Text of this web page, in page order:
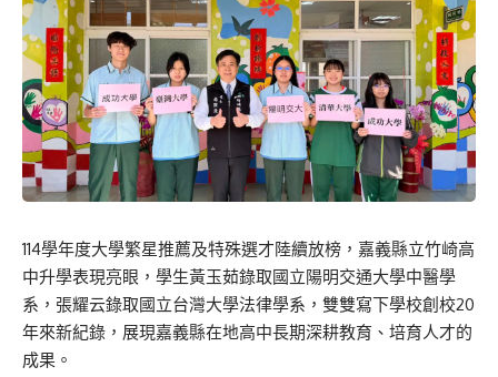
114學年度大學繁星推薦及特殊選才陸續放榜，嘉義縣立竹崎高
中升學表現亮眼，學生黃玉茹錄取國立陽明交通大學中醫學
系，張耀云錄取國立台灣大學法律學系，雙雙寫下學校創校20
年來新紀錄，展現嘉義縣在地高中長期深耕教育、培育人才的
成果。